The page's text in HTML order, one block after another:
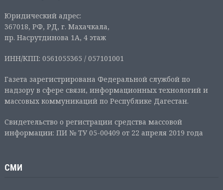
Юридический адрес:
367018, РФ, РД, г. Махачкала,
пр. Насрутдинова 1А, 4 этаж
ИНН/КПП: 0561055365 / 057101001
Газета зарегистрирована Федеральной службой по
надзору в сфере связи, информационных технологий и
массовых коммуникаций по Республике Дагестан.
Свидетельство о регистрации средства массовой
информации: ПИ № ТУ 05-00409 от 22 апреля 2019 года
СМИ